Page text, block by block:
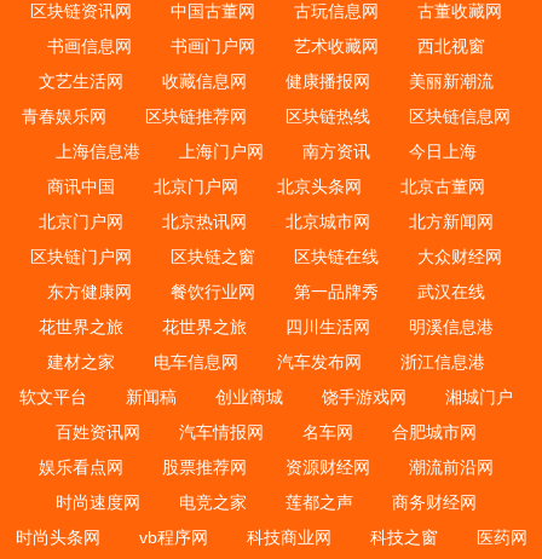
区块链资讯网
中国古董网 古玩信息网
古董收藏网
书画信息网
书画门户网 艺术收藏网
西北视窗
文艺生活网
收藏信息网 健康播报网
美丽新潮流
青春娱乐网
区块链推荐网 区块链热线
区块链信息网
上海信息港
上海门户网 南方资讯
今日上海
商讯中国
北京门户网 北京头条网
北京古董网
北京门户网
北京热讯网 北京城市网
北方新闻网
区块链门户网
区块链之窗 区块链在线
大众财经网
东方健康网
餐饮行业网 第一品牌秀
武汉在线
花世界之旅
花世界之旅 四川生活网
明溪信息港
建材之家
电车信息网 汽车发布网
浙江信息港
软文平台
新闻稿 创业商城 饶手游戏网
湘城门户
百姓资讯网
汽车情报网 名车网
合肥城市网
娱乐看点网
股票推荐网 资源财经网
潮流前沿网
时尚速度网
电竞之家 莲都之声
商务财经网
时尚头条网
vb程序网 科技商业网 科技之窗 医药网